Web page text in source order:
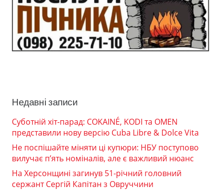
Недавні записи
Суботній хіт-парад: COKAINÉ, KODI та OMEN
представили нову версію Cuba Libre & Dolce Vita
Не поспішайте міняти ці купюри: НБУ поступово
вилучає п’ять номіналів, але є важливий нюанс
На Херсонщині загинув 51-річний головний
сержант Сергій Капітан з Овруччини